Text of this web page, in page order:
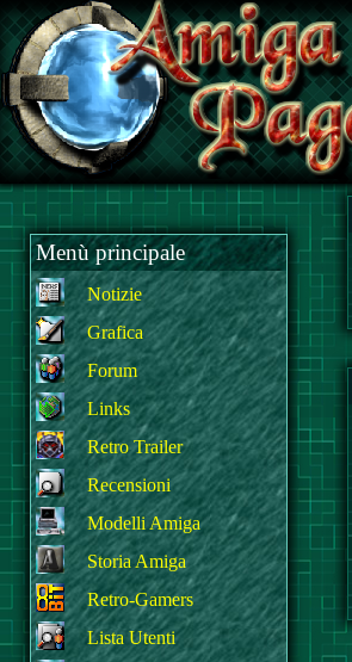
Menù principale
Notizie
Grafica
Forum
Links
Retro Trailer
Recensioni
Modelli Amiga
Storia Amiga
Retro-Gamers
Lista Utenti